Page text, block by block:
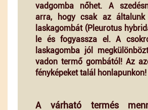
vadgomba nőhet. A
arra, hogy csak az általunk
laskagombát (Pleurotus
le és fogyassza el. A
laskagomba jól
vadon termő gombától! Az
fényképeket talál honlapunkon!
A várható termés